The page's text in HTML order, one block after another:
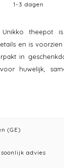
1-3 dagen
Unikko theepot
en is
in
huwelijk,
(GE)
advies